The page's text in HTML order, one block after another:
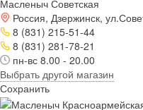
Масленыч Советская
Россия, Дзержинск,
8 (831) 215-51-44
8 (831) 281-78-21
пн-вс 8.00 - 20.00
Выбрать другой магазин
Сохранить